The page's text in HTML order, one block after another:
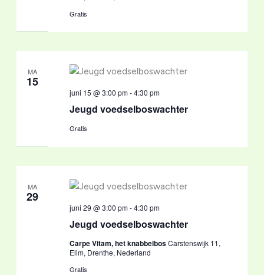
Gratis
MA
15
Jeugd voedselboswachter
juni 15 @ 3:00 pm-4:30 pm
Gratis
MA
29
Jeugd voedselboswachter
juni 29 @ 3:00 pm-4:30 pm
Carpe Vitam, het knabbelbosCarstenswijk 11,
Elim, Drenthe, Nederland
Gratis